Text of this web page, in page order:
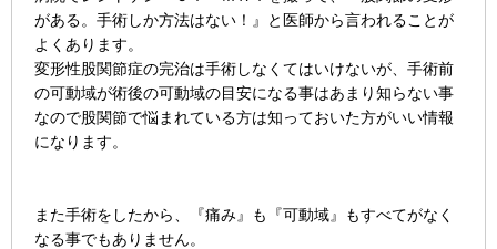
がある。手術しか方法はない！』と医師から言われることが
よくあります。
変形性股関節症の完治は手術しなくてはいけないが、手術前
の可動域が術後の可動域の目安になる事はあまり知らない事
なので股関節で悩まれている方は知っておいた方がいい情報
になります。
また手術をしたから、『痛み』も『可動域』もすべてがなく
なる事でもありません。